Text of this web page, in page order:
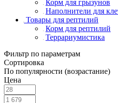
Корм для грызунов
Наполнители для
Товары для рептилий
Корм для рептилий
Террариумистика
Фильтр по параметрам
Сортировка
По популярности (возрастание)
Цена